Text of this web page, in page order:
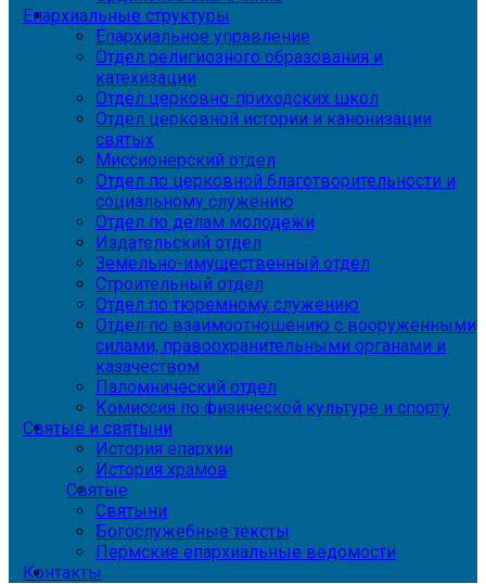
Епархиальные структуры
Епархиальное управление
Отдел религиозного образования и
катехизации
Отдел церковно-приходских школ
Отдел церковной истории и канонизации
святых
Миссионерский отдел
Отдел по церковной благотворительности и
социальному служению
Отдел по делам молодежи
Издательский отдел
Земельно-имущественный отдел
Строительный отдел
Отдел по тюремному служению
Отдел по взаимоотношению с вооруженными
силами, правоохранительными органами и
казачеством
Паломнический отдел
Комиссия по физической культуре и спорту
Святые и святыни
История епархии
История храмов
Святые
Святыни
Богослужебные тексты
Пермские епархиальные ведомости
Контакты